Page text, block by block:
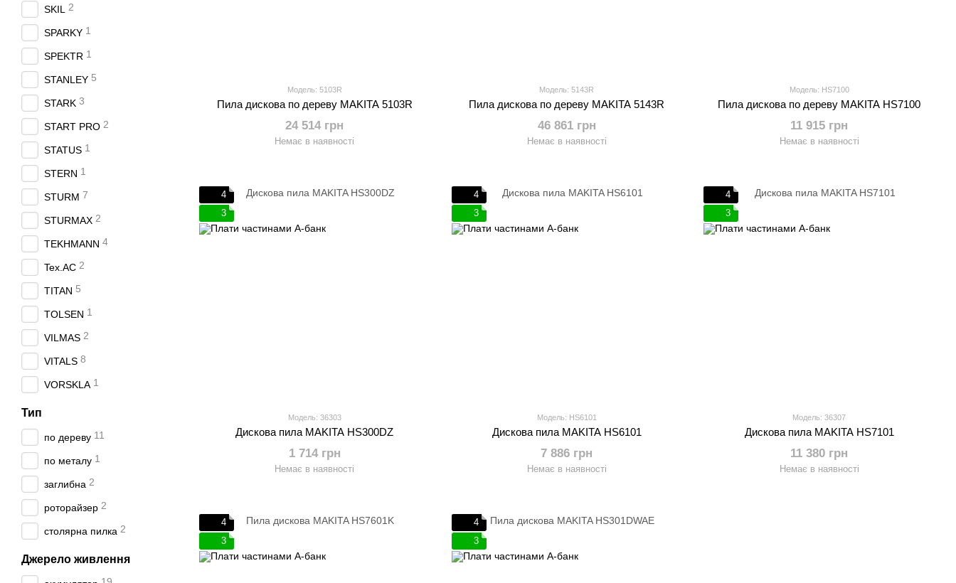
Модель: 5103R
Пила дискова по дереву MAKITA 5103R
24 514 грн
Немає в наявності
Модель: 5143R
Пила дискова по дереву MAKITA 5143R
46 861 грн
Немає в наявності
Модель: HS7100
Пила дискова по дереву MAKITA HS7100
11 915 грн
Немає в наявності
4
3
Модель: 36303
Дискова пила MAKITA HS300DZ
1 714 грн
Немає в наявності
4
3
Модель: HS6101
Дискова пила MAKITA HS6101
7 886 грн
Немає в наявності
4
3
Модель: 36307
Дискова пила MAKITA HS7101
11 380 грн
Немає в наявності
4
3
4
3
SKIL 2
SPARKY 1
SPEKTR 1
STANLEY 5
STARK 3
START PRO 2
STATUS 1
STERN 1
STURM 7
STURMAX 2
TEKHMANN 4
Tex.AC 2
TITAN 5
TOLSEN 1
VILMAS 2
VITALS 8
VORSKLA 1
Тип
по дереву 11
по металу 1
заглибна 2
роторайзер 2
столярна пилка 2
Джерело живлення